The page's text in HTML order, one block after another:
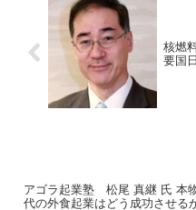
核燃
要国
アゴラ起業塾 松尾 真継 氏 本
代の外食起業はどう成功させる